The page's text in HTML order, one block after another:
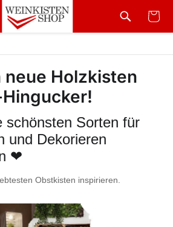
neue Holzkisten
schönsten Sorten für
und Dekorieren
❤
Obstkisten inspirieren.